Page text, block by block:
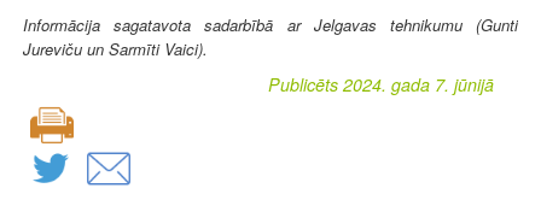
Informācija sagatavota sadarbībā ar Jelgavas tehnikumu (Gunti
Jureviču un Sarmīti Vaici).
Publicēts 2024. gada 7. jūnijā